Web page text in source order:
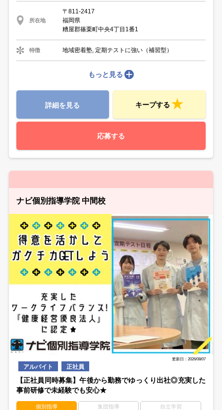
所在地
〒811-2417
福岡県
糟屋郡篠栗町中央4丁目1番1
特徴 地域密着塾, 定期テストに強い（補習型）
もっと見る
詳細を見る キープする
応募する
ナビ個別指導学院 中間校
更新日：2026/08/07
アルバイト 正社員
【正社員同時募集】午後から勤務でゆっくり出社◎充実した
事前研修で未経験でも安心★
個別指導 集団指導 自立学習